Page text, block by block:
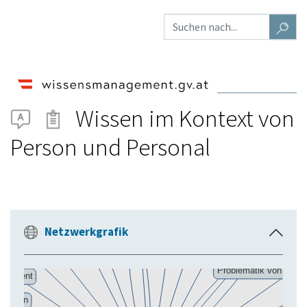
Wissen im Kontext von
Person und Personal
E
n
k
Netzwerkgrafik